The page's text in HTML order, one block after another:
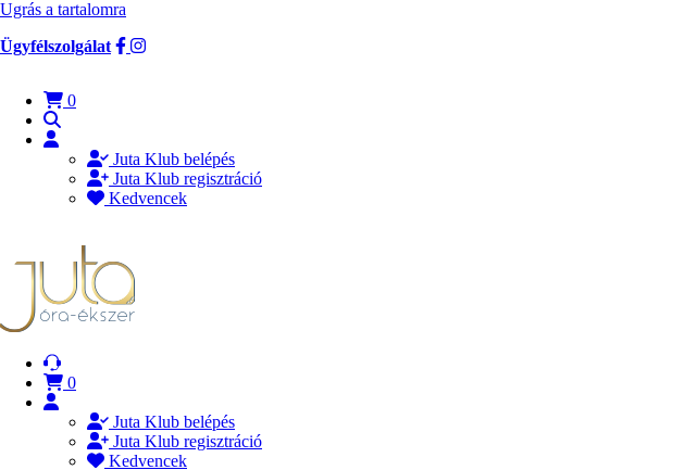
Ugrás a tartalomra
Ügyfélszolgálat
0
Juta Klub belépés
Juta Klub regisztráció
Kedvencek
0
Juta Klub belépés
Juta Klub regisztráció
Kedvencek